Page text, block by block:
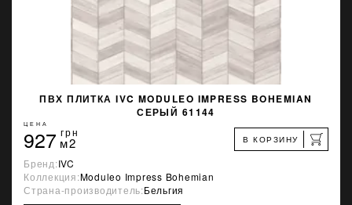
ПВХ ПЛИТКА IVC MODULEO IMPRESS BOHEMIAN
СЕРЫЙ 61144
ЦЕНА
927 грн
м2 В КОРЗИНУ
Бренд:IVC
Коллекция:Moduleo Impress Bohemian
Страна-производитель:Бельгия